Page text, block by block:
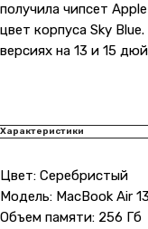
получила чипсет
цвет корпуса Sky
версиях на 13 и 15
Характеристики
Цвет: Серебристый
Модель: MacBook Air 13
Объем памяти: 256 Гб